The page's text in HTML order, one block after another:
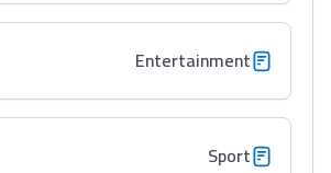
دليل التوجيه
التوجيه بالثانوي و الإعدادي
Entertainment
Sport